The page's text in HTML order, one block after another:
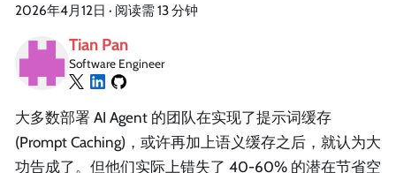
2026年4月12日 · 阅读需 13 分钟
Tian Pan
Software Engineer
大多数部署 AI Agent 的团队在实现了提示词缓存
(Prompt Caching)，或许再加上语义缓存之后，就认为大
功告成了。但他们实际上错失了 40-60% 的潜在节省空